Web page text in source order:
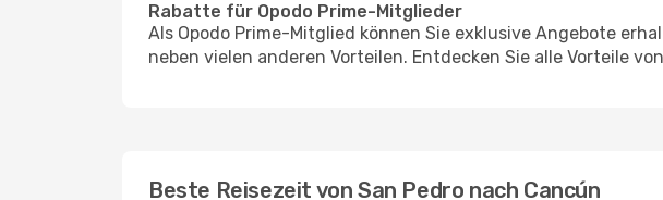
Rabatte für Opodo Prime-Mitglieder
Als Opodo Prime-Mitglied können Sie exklusive Angebote
neben vielen anderen Vorteilen. Entdecken Sie alle Vorteile von
Beste Reisezeit von San Pedro nach Cancún